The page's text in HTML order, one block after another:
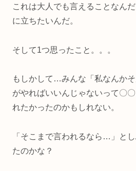
これは大人でも言えることなん
に立ちたいんだ。
そして1つ思ったこと。。。
もしかして…みんな「私なんか
がやればいいんじゃないって〇
れたかったのかもしれない。
「そこまで言われるなら…」と
たのかな？